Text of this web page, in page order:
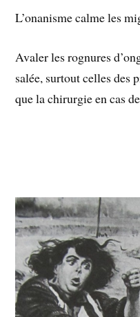
L’onanisme calme les
Avaler les rognures
salée, surtout celles des
que la chirurgie en cas